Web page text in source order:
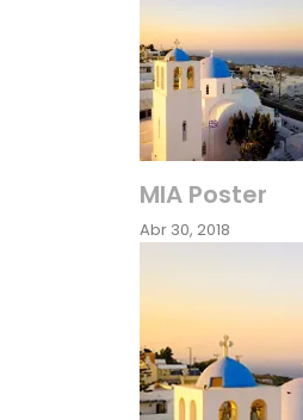
MIA Poster
Abr 30, 2018